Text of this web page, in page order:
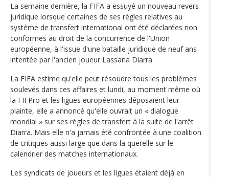
La semaine dernière, la FIFA a essuyé un nouveau revers
juridique lorsque certaines de ses règles relatives au
système de transfert international ont été déclarées non
conformes au droit de la concurrence de l'Union
européenne, à l'issue d'une bataille juridique de neuf ans
intentée par l'ancien joueur Lassana Diarra.
La FIFA estime qu'elle peut résoudre tous les problèmes
soulevés dans ces affaires et lundi, au moment même où
la FIFPro et les ligues européennes déposaient leur
plainte, elle a annoncé qu'elle ouvrait un « dialogue
mondial » sur ses règles de transfert à la suite de l'arrêt
Diarra. Mais elle n'a jamais été confrontée à une coalition
de critiques aussi large que dans la querelle sur le
calendrier des matches internationaux.
Les syndicats de joueurs et les ligues étaient déjà en